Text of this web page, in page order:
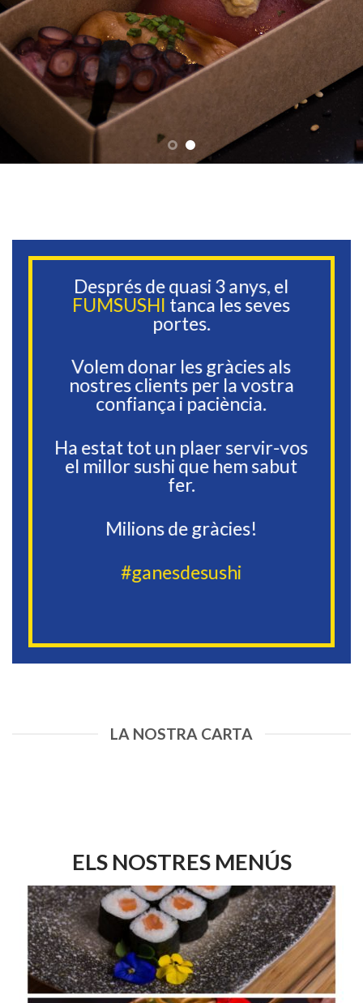
Després de quasi 3 anys, el
FUMSUSHI tanca les seves
portes.
Volem donar les gràcies als
nostres clients per la vostra
confiança i paciència.
Ha estat tot un plaer servir-vos
el millor sushi que hem sabut
fer.
Milions de gràcies!
#ganesdesushi
LA NOSTRA CARTA
ELS NOSTRES MENÚS